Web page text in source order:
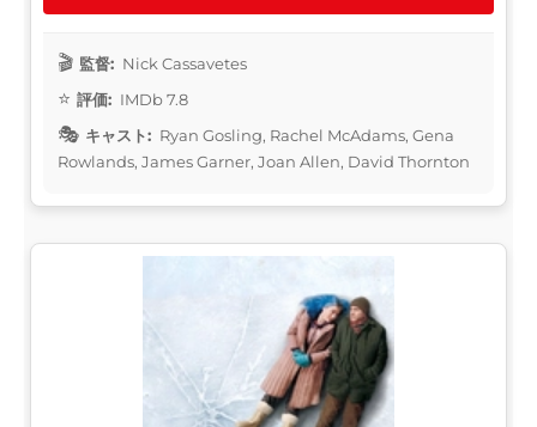
監督: Nick Cassavetes
評価: IMDb 7.8
キャスト: Ryan Gosling, Rachel McAdams, Gena
Rowlands, James Garner, Joan Allen, David Thornton